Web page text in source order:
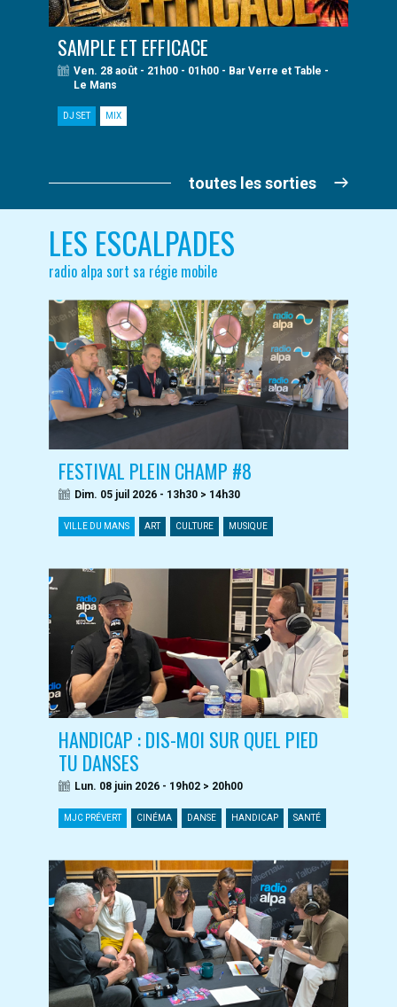
SAMPLE ET EFFICACE
Ven. 28 août - 21h00 - 01h00 - Bar Verre et Table -
Le Mans
DJ SET MIX
toutes les sorties
LES ESCALPADES
radio alpa sort sa régie mobile
FESTIVAL PLEIN CHAMP #8
Dim. 05 juil 2026 - 13h30 > 14h30
VILLE DU MANS ART CULTURE MUSIQUE
HANDICAP : DIS-MOI SUR QUEL PIED
TU DANSES
Lun. 08 juin 2026 - 19h02 > 20h00
MJC PRÉVERT CINÉMA DANSE HANDICAP SANTÉ